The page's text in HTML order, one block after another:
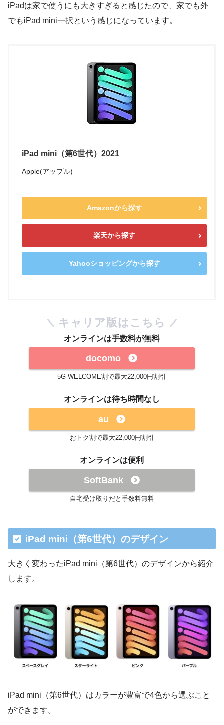
iPadは家で使うにも大きすぎると感じたので、家でも外
でもiPad mini一択という感じになっています。
iPad mini（第6世代）2021
Apple(アップル)
Amazonから探す
楽天から探す
Yahooショッピングから探す
キャリア版はこちら
オンラインは手数料が無料
docomo
5G WELCOME割で最大22,000円割引
オンラインは待ち時間なし
au
おトク割で最大22,000円割引
オンラインは便利
SoftBank
自宅受け取りだと手数料無料
iPad mini（第6世代）のデザイン
大きく変わったiPad mini（第6世代）のデザインから紹介
します。
iPad mini（第6世代）はカラーが豊富で4色から選ぶこと
ができます。